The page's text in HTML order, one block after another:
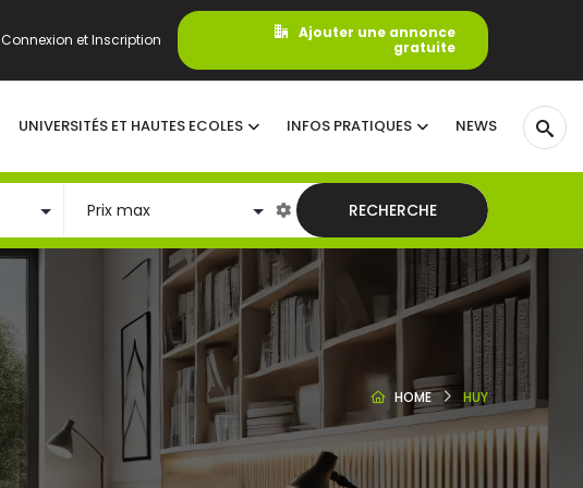
Connexion et Inscription
Ajouter une annonce
gratuite
UNIVERSITÉS ET HAUTES ECOLES INFOS PRATIQUES NEWS
RECHERCHE
HOME HUY